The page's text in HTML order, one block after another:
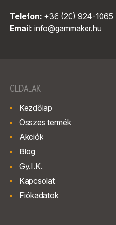
Telefon: +36 (20) 924-1065
Email: info@gammaker.hu
OLDALAK
Kezdőlap
Összes termék
Akciók
Blog
Gy.I.K.
Kapcsolat
Fiókadatok